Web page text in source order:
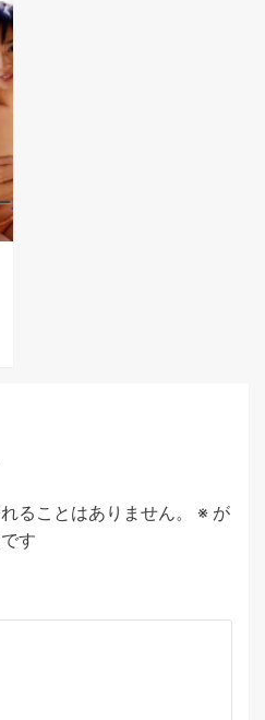
ることはありません。 ※ が
す